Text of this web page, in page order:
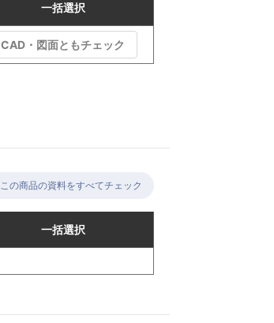
一括選択
CAD・図面ともチェック
この商品の資料をすべてチェック
一括選択